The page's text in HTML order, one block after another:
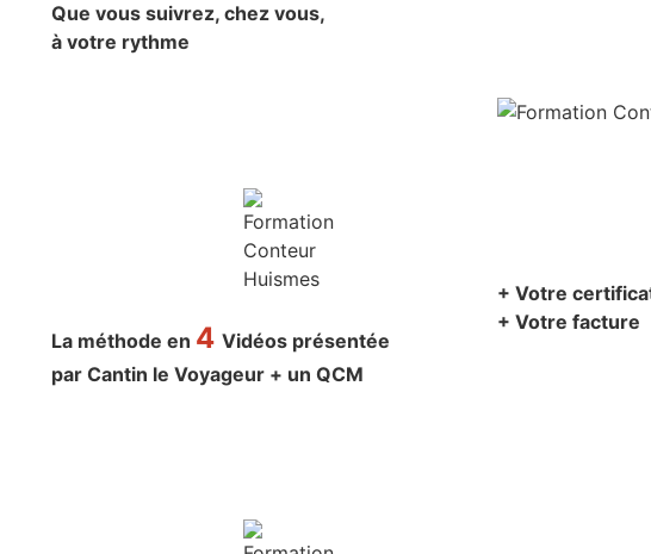
Que vous suivrez, chez vous,
à votre rythme
La méthode en 4Vidéos présentée
par Cantin le Voyageur + un QCM
+ Votre
+ Votre facture